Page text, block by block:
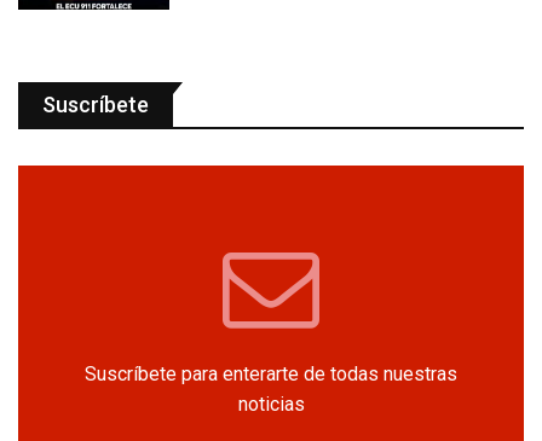
Suscríbete
Suscríbete para enterarte de todas nuestras
noticias